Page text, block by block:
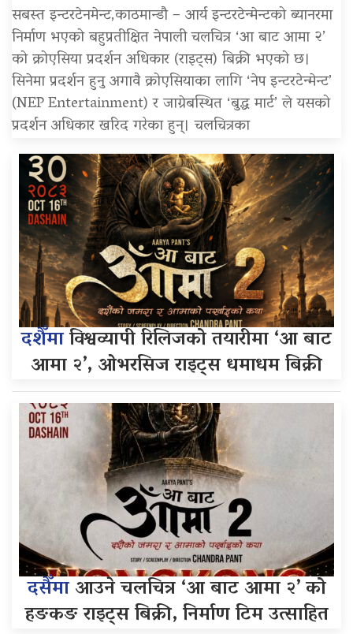
सबस्त इन्टरटेनमेन्ट,काठमान्डौ – आर्य इन्टरटेन्मेन्टको ब्यानरमा
निर्माण भएको बहुप्रतीक्षित नेपाली चलचित्र ‘आ बाट आमा २’
को क्रोएसिया प्रदर्शन अधिकार (राइट्स) बिक्री भएको छ।
सिनेमा प्रदर्शन हुनु अगावै क्रोएसियाका लागि ‘नेप इन्टरटेन्मेन्ट’
(NEP Entertainment) र जाग्रेबस्थित ‘बुद्ध मार्ट’ ले यसको
प्रदर्शन अधिकार खरिद गरेका हुन्। चलचित्रका
दशैँमाविश्वव्यापी रिलिजको तयारीमा ‘आ बाट
आमा २’, ओभरसिज राइट्स धमाधम बिक्री
दसैँमाआउने चलचित्र ‘आ बाट आमा २’ को
हङकङ राइट्स बिक्री, निर्माण टिम उत्साहित